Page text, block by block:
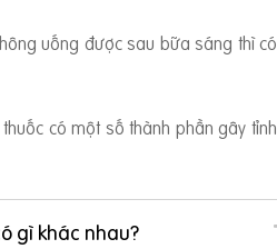
uống được sau bữa sáng thì có
có một số thành phần gây tỉnh
gì khác nhau?